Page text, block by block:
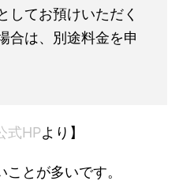
してお預けいただく
合は、別途料金を申
式HPより】
とが多いです。